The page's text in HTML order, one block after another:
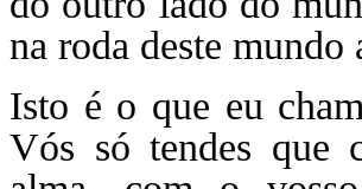
na roda deste mundo
Isto é o que eu
Vós só tendes que